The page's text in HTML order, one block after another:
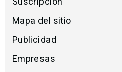
Mapa del sitio
Publicidad
Empresas